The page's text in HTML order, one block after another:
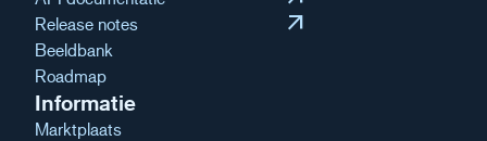
Release notes arrow_outward
Beeldbank
Roadmap
Informatie
Marktplaats